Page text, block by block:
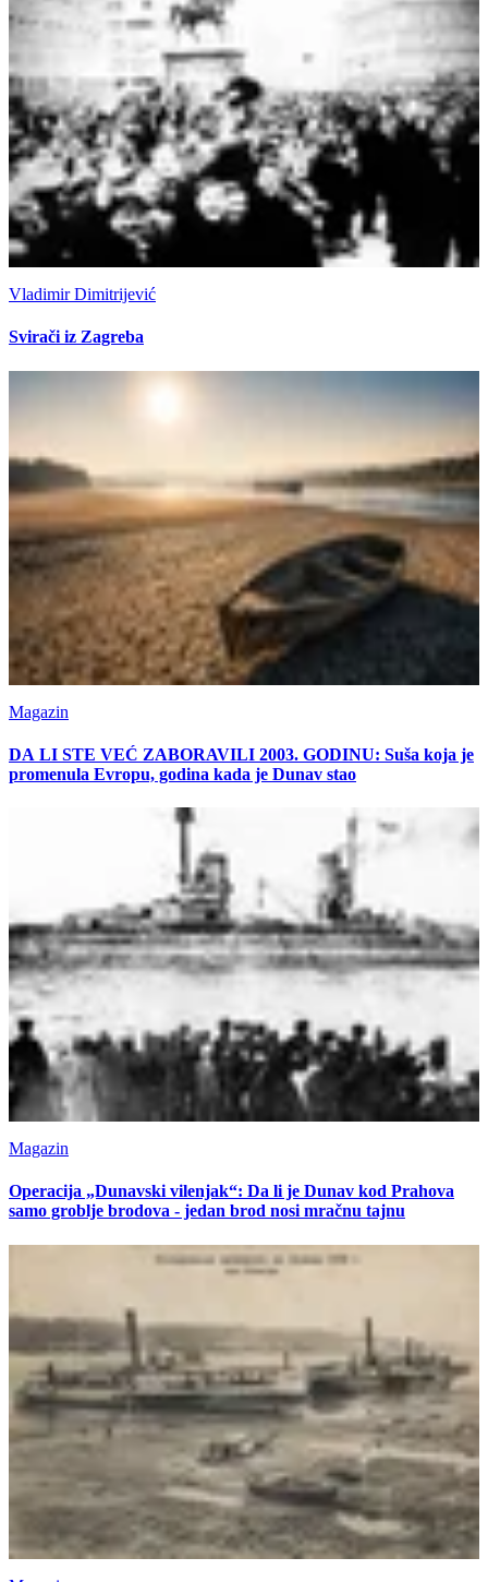
Vladimir Dimitrijević
Svirači iz Zagreba
Magazin
DA LI STE VEĆ ZABORAVILI 2003. GODINU: Suša koja je
promenula Evropu, godina kada je Dunav stao
Magazin
Operacija „Dunavski vilenjak“: Da li je Dunav kod Prahova
samo groblje brodova - jedan brod nosi mračnu tajnu